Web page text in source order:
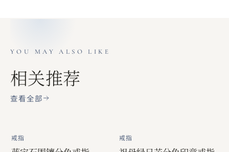
YOU MAY ALSO LIKE
相关推荐
查看全部
戒指 戒指